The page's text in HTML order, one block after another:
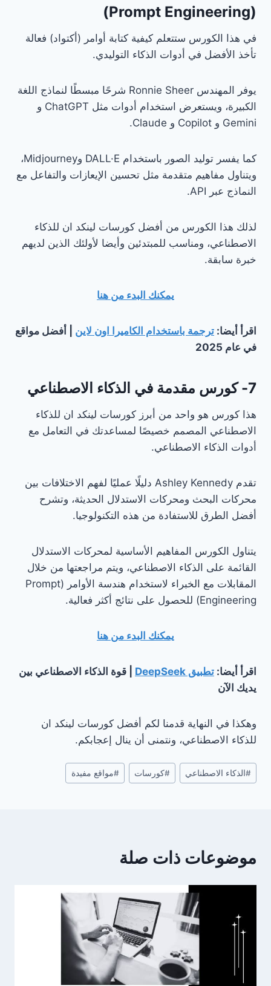
(Prompt Engineering)
في هذا الكورس ستتعلم كيفية كتابة أوامر (أكتواد) فعالة
تأخذ الأفضل في أدوات الذكاء التوليدي.
يوفر المهندس Ronnie Sheer شرحًا مبسطًا لنماذج اللغة
الكبيرة، ويستعرض استخدام أدوات مثل ChatGPT و
Gemini و Copilot و Claude.
كما يفسر توليد الصور باستخدام DALL·E وMidjourney،
ويتناول مفاهيم متقدمة مثل تحسين الإيعازات والتفاعل مع
النماذج عبر API.
لذلك هذا الكورس من أفضل كورسات لينكد ان للذكاء
الاصطناعي، ومناسب للمبتدئين وأيضا لأولئك الذين لديهم
خبرة سابقة.
يمكنك البدء من هنا
اقرأ أيضا: ترجمة باستخدام الكاميرا اون لاين | أفضل مواقع
في عام 2025
7- كورس مقدمة في الذكاء الاصطناعي
هذا كورس هو واحد من أبرز كورسات لينكد ان للذكاء
الاصطناعي المصمم خصيصًا لمساعدتك في التعامل مع
أدوات الذكاء الاصطناعي.
تقدم Ashley Kennedy دليلًا عمليًا لفهم الاختلافات بين
محركات البحث ومحركات الاستدلال الحديثة، وتشرح
أفضل الطرق للاستفادة من هذه التكنولوجيا.
يتناول الكورس المفاهيم الأساسية لمحركات الاستدلال
القائمة على الذكاء الاصطناعي، ويتم مراجعتها من خلال
المقابلات مع الخبراء لاستخدام هندسة الأوامر (Prompt
Engineering) للحصول على نتائج أكثر فعالية.
يمكنك البدء من هنا
اقرأ أيضا: تطبيق DeepSeek
| قوة الذكاء الاصطناعي بين
يديك الآن
وهكذا في النهاية قدمنا ​​لكم أفضل كورسات لينكد ان
للذكاء الاصطناعي، ونتمنى أن ينال إعجابكم.
وسوم
المقال:
#الذكاء الاصطناعي #كورسات #مواقع مفيدة
موضوعات ذات صلة